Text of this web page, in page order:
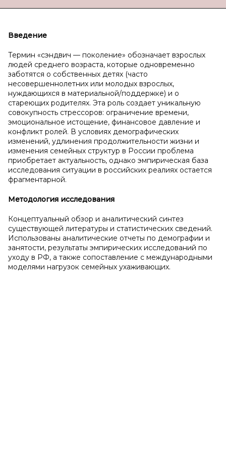
Введение
Термин «сэндвич — поколение» обозначает взрослых
людей среднего возраста, которые одновременно
заботятся о собственных детях (часто
несовершеннолетних или молодых взрослых,
нуждающихся в материальной/поддержке) и о
стареющих родителях. Эта роль создает уникальную
совокупность стрессоров: ограничение времени,
эмоциональное истощение, финансовое давление и
конфликт ролей. В условиях демографических
изменений, удлинения продолжительности жизни и
изменения семейных структур в России проблема
приобретает актуальность, однако эмпирическая база
исследования ситуации в российских реалиях остается
фрагментарной.
Методология исследования
Концептуальный обзор и аналитический синтез
существующей литературы и статистических сведений.
Использованы аналитические отчеты по демографии и
занятости, результаты эмпирических исследований по
уходу в РФ, а также сопоставление с международными
моделями нагрузок семейных ухаживающих.